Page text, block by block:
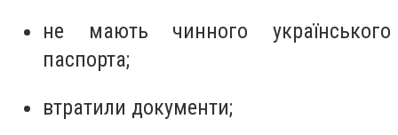
не мають чинного українського
паспорта;
втратили документи;